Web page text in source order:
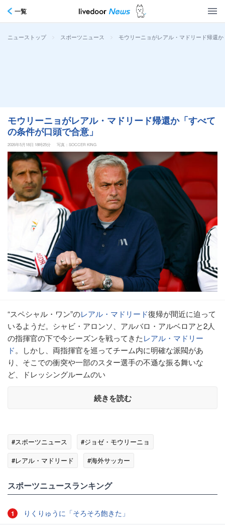
一覧
ニューストップ > スポーツニュース > モウリーニョがレアル・マドリード帰還
モウリーニョがレアル・マドリード帰還か「すべて
の条件が口頭で合意」
2026年5月18日 18時25分 写真：SOCCER KING
“スペシャル・ワン”のレアル・マドリード復帰が間近に迫って
いるようだ。シャビ・アロンソ、アルバロ・アルベロアと2人
の指揮官の下で今シーズンを戦ってきたレアル・マドリー
ド。しかし、両指揮官を巡ってチーム内に明確な派閥があ
り、そこでの衝突や一部のスター選手の不遜な振る舞いな
ど、ドレッシングルームのい
続きを読む
#スポーツニュース
#ジョゼ・モウリーニョ
#レアル・マドリード
#海外サッカー
スポーツニュースランキング
1 りくりゅうに「そろそろ飽きた」